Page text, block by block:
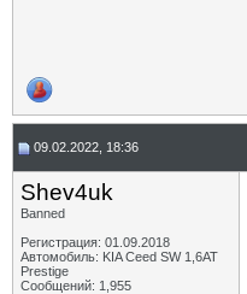
09.02.2022, 18:36
Shev4uk
Banned
Регистрация: 01.09.2018
Автомобиль: KIA Ceed SW 1,6AT
Prestige
Сообщений: 1,955